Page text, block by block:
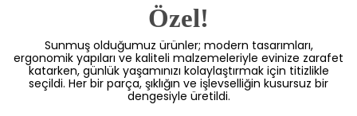
Özel!
Sunmuş olduğumuz ürünler; modern tasarımları,
ergonomik yapıları ve kaliteli malzemeleriyle evinize zarafet
katarken, günlük yaşamınızı kolaylaştırmak için titizlikle
seçildi. Her bir parça, şıklığın ve işlevselliğin kusursuz bir
dengesiyle üretildi.